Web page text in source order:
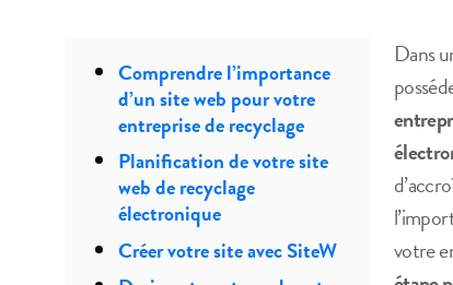
Comprendre l’importance
d’un site web pour votre
entreprise de recyclage
Planification de votre site
web de recyclage
électronique
Créer votre site avec SiteW
Dans
votre